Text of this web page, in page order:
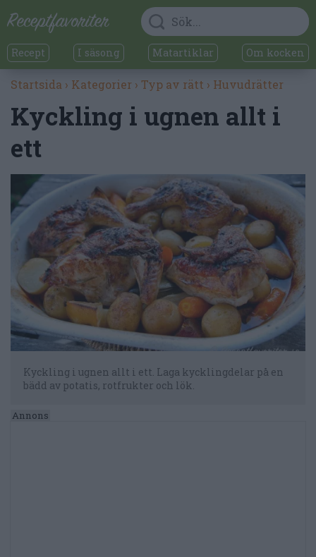
Recept I säsong Matartiklar Om kocken
Startsida › Kategorier › Typ av rätt › Huvudrätter
Kyckling i ugnen allt i
ett
Kyckling i ugnen allt i ett. Laga kycklingdelar på en
bädd av potatis, rotfrukter och lök.